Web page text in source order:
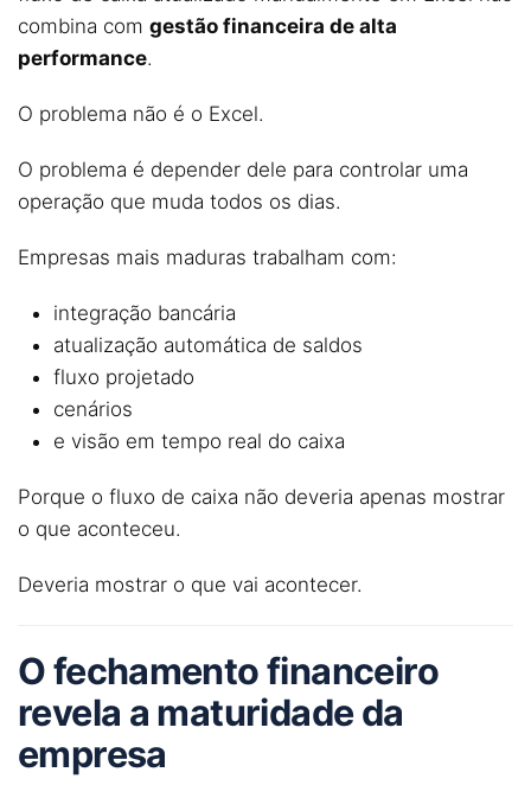
combina com gestão financeira de alta
performance.
O problema não é o Excel.
O problema é depender dele para controlar uma
operação que muda todos os dias.
Empresas mais maduras trabalham com:
integração bancária
atualização automática de saldos
fluxo projetado
cenários
e visão em tempo real do caixa
Porque o fluxo de caixa não deveria apenas mostrar
o que aconteceu.
Deveria mostrar o que vai acontecer.
O fechamento financeiro
revela a maturidade da
empresa